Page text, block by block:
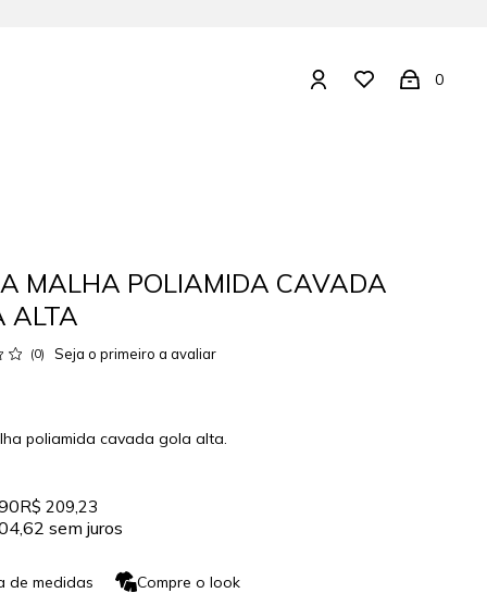
0
MALHA POLIAMIDA CAVADA
ALTA
(0) Seja o primeiro a avaliar
poliamida cavada gola alta.
R$ 209,23
sem juros
de medidas Compre o look